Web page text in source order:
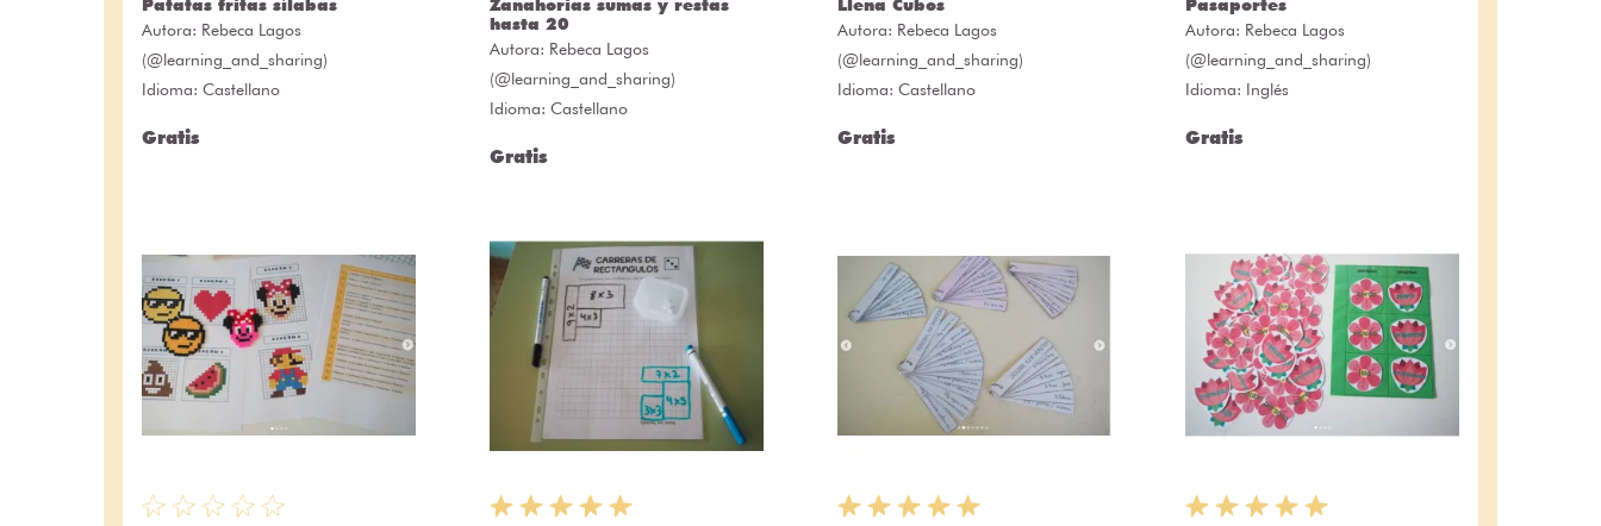
Patatas fritas sílabas
Autora: Rebeca Lagos
(@learning_and_sharing)
Idioma: Castellano
Gratis
Zanahorias sumas y restas
hasta 20
Autora: Rebeca Lagos
(@learning_and_sharing)
Idioma: Castellano
Gratis
Llena Cubos
Autora: Rebeca Lagos
(@learning_and_sharing)
Idioma: Castellano
Gratis
Pasaportes
Autora: Rebeca Lagos
(@learning_and_sharing)
Idioma: Inglés
Gratis